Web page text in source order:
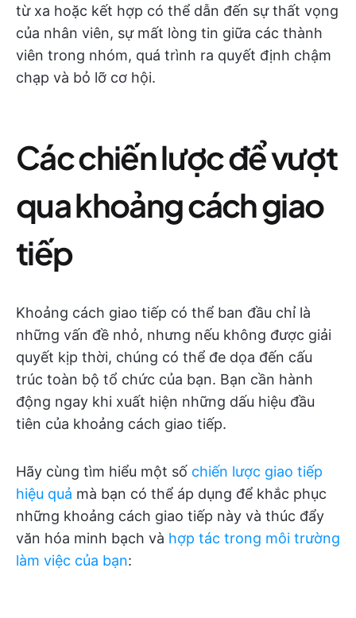
từ xa hoặc kết hợp có thể dẫn đến sự thất vọng
của nhân viên, sự mất lòng tin giữa các thành
viên trong nhóm, quá trình ra quyết định chậm
chạp và bỏ lỡ cơ hội.
Các chiến lược để vượt
qua khoảng cách giao
tiếp
Khoảng cách giao tiếp có thể ban đầu chỉ là
những vấn đề nhỏ, nhưng nếu không được giải
quyết kịp thời, chúng có thể đe dọa đến cấu
trúc toàn bộ tổ chức của bạn. Bạn cần hành
động ngay khi xuất hiện những dấu hiệu đầu
tiên của khoảng cách giao tiếp.
Hãy cùng tìm hiểu một số chiến lược giao tiếp
hiệu quả mà bạn có thể áp dụng để khắc phục
những khoảng cách giao tiếp này và thúc đẩy
văn hóa minh bạch và hợp tác trong môi trường
làm việc của bạn: